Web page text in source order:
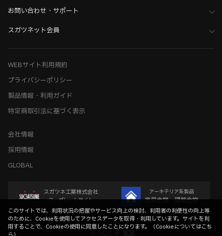
お問い合わせ・サポート
スガツネット会員
WEBサイト利用規約
プライバシーポリシー
製品情報・利用ガイド
特定商取引法に基づく表示
会社情報
採用情報
GLOBAL
スガツネ工業株式会社
コーポレートサイト
アーキテリア系製品
家具金物・建築金物
このサイトでは、利用状況の把握やサービス向上の検討、利用者の利便性の向上等
のために、Cookieを使用してアクセスデータを取得・利用しています。サイトを利
用することで、Cookieの使用に同意したことになります。（Cookieについてはこち